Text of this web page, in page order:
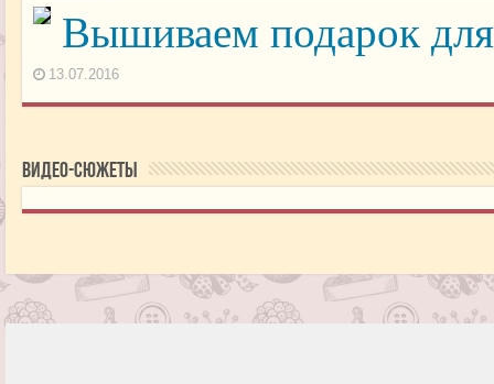
Вышиваем подарок
13.07.2016
Видео-сюжеты